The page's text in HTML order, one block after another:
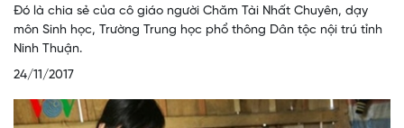
Đó là chia sẻ của cô giáo người Chăm Tài Nhất Chuyên, dạy
môn Sinh học, Trường Trung học phổ thông Dân tộc nội trú tỉnh
Ninh Thuận.
24/11/2017